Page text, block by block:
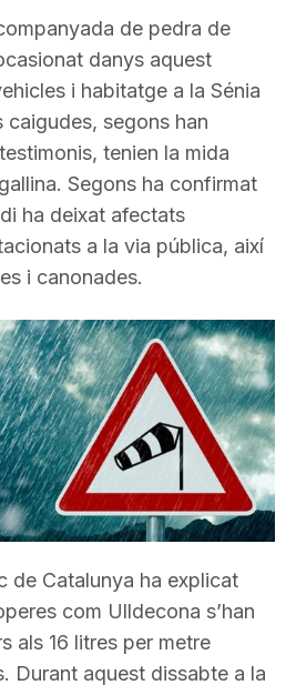
de pedra de
danys aquest
i habitatge a la Sénia
segons han
tenien la mida
Segons ha confirmat
ha deixat afectats
a la via pública, així
i canonades.
de Catalunya ha explicat
com Ulldecona s’han
als 16 litres per metre
Durant aquest dissabte a la